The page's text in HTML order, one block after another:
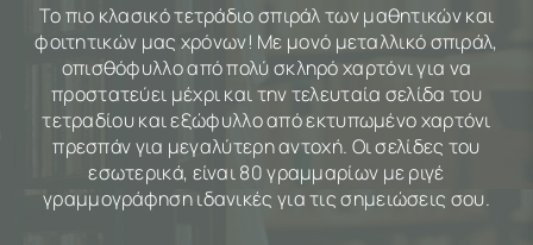
Το πιο κλασικό τετράδιο σπιράλ των μαθητικών και
φοιτητικών μας χρόνων! Με μονό μεταλλικό σπιράλ,
οπισθόφυλλο από πολύ σκληρό χαρτόνι για να
προστατεύει μέχρι και την τελευταία σελίδα του
τετραδίου και εξώφυλλο από εκτυπωμένο χαρτόνι
πρεσπάν για μεγαλύτερη αντοχή. Οι σελίδες του
εσωτερικά, είναι 80 γραμμαρίων με ριγέ
γραμμογράφηση ιδανικές για τις σημειώσεις σου.